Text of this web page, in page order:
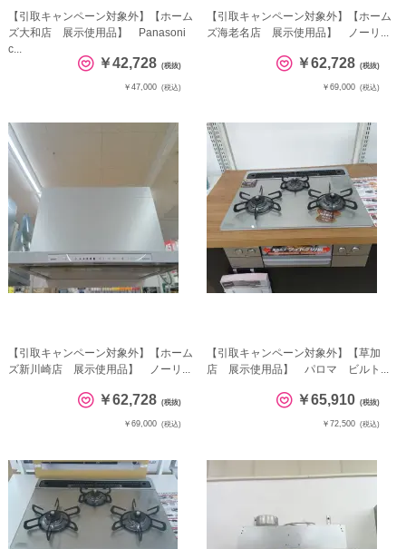
【引取キャンペーン対象外】【ホーム
ズ大和店 展示使用品】 Panasoni
c...
￥42,728 (税抜)
￥47,000 (税込)
【引取キャンペーン対象外】【ホーム
ズ海老名店 展示使用品】 ノーリ...
￥62,728 (税抜)
￥69,000 (税込)
【引取キャンペーン対象外】【ホーム
ズ新川崎店 展示使用品】 ノーリ...
￥62,728 (税抜)
￥69,000 (税込)
【引取キャンペーン対象外】【草加
店 展示使用品】 パロマ ビルト...
￥65,910 (税抜)
￥72,500 (税込)